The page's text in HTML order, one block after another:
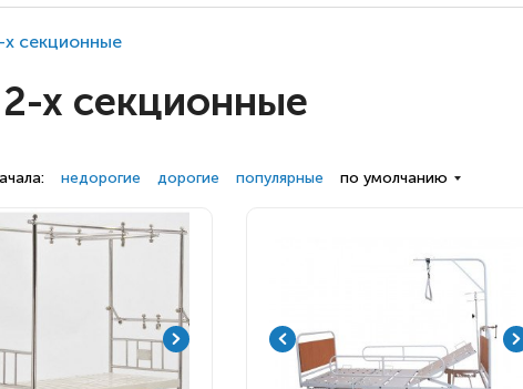
Коляски для детей с ДЦП
типа
Детские вертикализаторы
Детские коляски с
электроприводом
Функциональные опоры
Ходунки
для детей
х секционные
х секционные
недорогие дорогие популярные по умолчанию